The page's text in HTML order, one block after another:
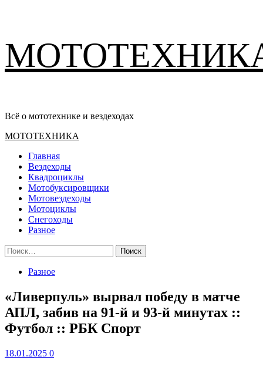
содержимому
Всё о мототехнике и вездеходах
Основное
МОТОТЕХНИКА
Главная
Вездеходы
Квадроциклы
Мотобуксировщики
Мотовездеходы
Мотоциклы
Снегоходы
Разное
Найти:
Разное
«Ливерпуль» вырвал победу в матче
АПЛ, забив на 91-й и 93-й минутах ::
Футбол :: РБК Спорт
18.01.2025 0